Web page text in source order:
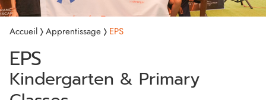
Accueil Apprentissage EPS
EPS
Kindergarten & Primary